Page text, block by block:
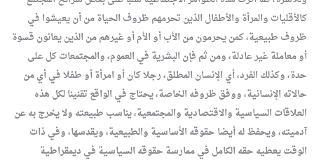
كالأقليات والمرأة والأطفال الذين تحرمهم ظروف الحياة من أن يعيشوا في
ظروف طبيعية، كمن يحرمون من الأب أو الأم أو غيرهم من الذين يعانون قسوة
أو معاملة غير عادلة، ومن ثم فإن البشرية في العموم، والمجتمعات كل على
حدة، وكذلك الفرد، أي الإنسان المطلق، رجلا كان أو امرأة أو طفلا في أي من
حالاته الإنسانية، ووفق ظروفه الخاصة، يحتاج في الواقع تقنينا لكل هذه
العلاقات السياسية والاقتصادية والمجتمعية، يناسب طبيعته ولا يخرج به عن
آدميته، ويحفظ له أيضا حقوقه الأساسية والطبيعية، ويقدسها، وفي ذات
الوقت يعطيه حقه الكامل في ممارسة حقوقه السياسية في ديمقراطية